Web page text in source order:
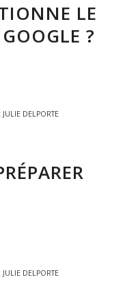
LE
?
JULIE DELPORTE
JULIE DELPORTE